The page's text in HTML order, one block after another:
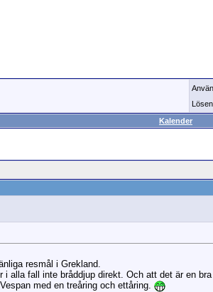
Kalender
resmål i Grekland.
alla fall inte bråddjup direkt. Och att det är en
med en treåring och ettåring.